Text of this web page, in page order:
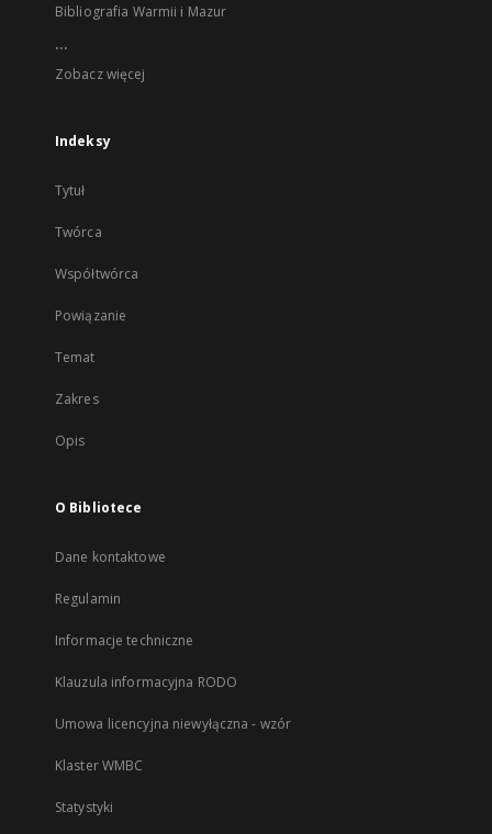
Bibliografia Warmii i Mazur
...
Zobacz więcej
Indeksy
Tytuł
Twórca
Współtwórca
Powiązanie
Temat
Zakres
Opis
O Bibliotece
Dane kontaktowe
Regulamin
Informacje techniczne
Klauzula informacyjna RODO
Umowa licencyjna niewyłączna - wzór
Klaster WMBC
Statystyki